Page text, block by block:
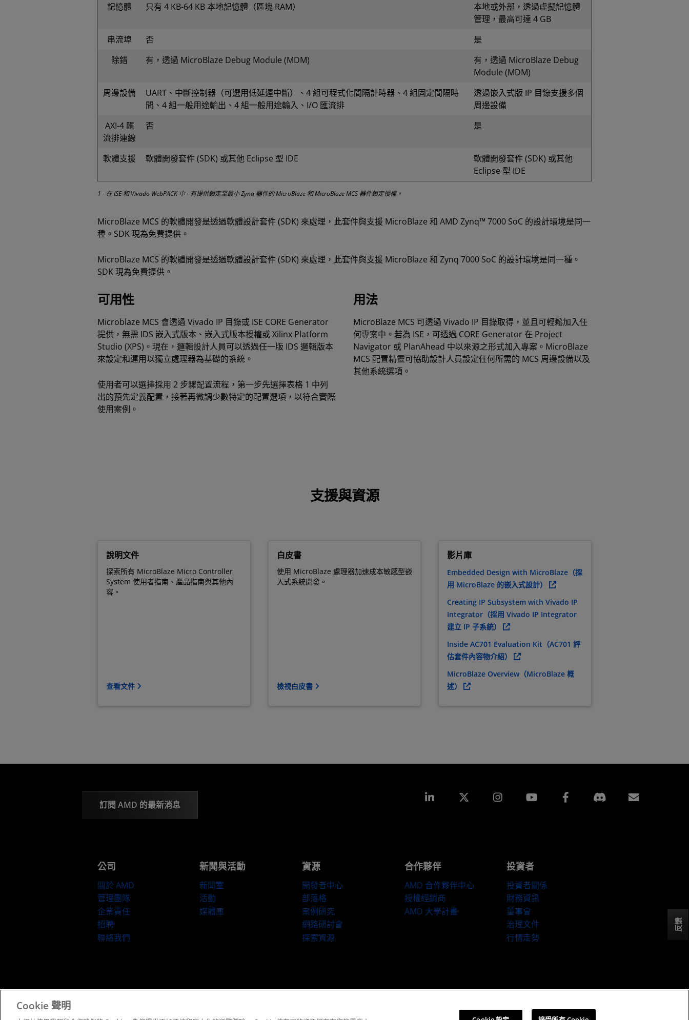
記憶體
只有 4 KB-64 KB 本地記憶體（區塊 RAM）
本地或外部，透過虛擬記憶體
管理，最高可達 4 GB
串流埠
否
是
除錯
有，透過 MicroBlaze Debug Module (MDM)
有，透過 MicroBlaze Debug
Module (MDM)
周邊設備
UART、中斷控制器（可選用低延遲中斷）、4 組可程式化間隔計時器、4 組固定間隔時
間、4 組一般用途輸出、4 組一般用途輸入、I/O 匯流排
透過嵌入式版 IP 目錄支援多個
周邊設備
AXI-4 匯
流排連線
否 是
軟體支援 軟體開發套件 (SDK) 或其他 Eclipse 型 IDE
軟體開發套件 (SDK) 或其他
Eclipse 型 IDE
1 - 在 ISE 和 Vivado WebPACK 中 - 有提供鎖定至最小 Zynq 器件的 MicroBlaze 和 MicroBlaze MCS 器件鎖定授權。
MicroBlaze MCS 的軟體開發是透過軟體設計套件 (SDK) 來處理，此套件與支援 MicroBlaze 和 AMD Zynq™ 7000 SoC 的設計環境是同一
種。SDK 現為免費提供。
MicroBlaze MCS 的軟體開發是透過軟體設計套件 (SDK) 來處理，此套件與支援 MicroBlaze 和 Zynq 7000 SoC 的設計環境是同一種。
SDK 現為免費提供。
可用性
Microblaze MCS 會透過 Vivado IP 目錄或 ISE CORE Generator
提供，無需 IDS 嵌入式版本、嵌入式版本授權或 Xilinx Platform
Studio (XPS)。現在，邏輯設計人員可以透過任一版 IDS 邏輯版本
來設定和運用以獨立處理器為基礎的系統。
使用者可以選擇採用 2 步驟配置流程，第一步先選擇表格 1 中列
出的預先定義配置，接著再微調少數特定的配置選項，以符合實際
使用案例。
用法
MicroBlaze MCS 可透過 Vivado IP 目錄取得，並且可輕鬆加入任
何專案中。若為 ISE，可透過 CORE Generator 在 Project
Navigator 或 PlanAhead 中以來源之形式加入專案。MicroBlaze
MCS 配置精靈可協助設計人員設定任何所需的 MCS 周邊設備以及
其他系統選項。
支援與資源
說明文件
探索所有 MicroBlaze Micro Controller
System 使用者指南、產品指南與其他內
容。
查看文件
白皮書
使用 MicroBlaze 處理器加速成本敏感型嵌
入式系統開發。
檢視白皮書
影片庫
Embedded Design with MicroBlaze（採
用 MicroBlaze 的嵌入式設計）
Creating IP Subsystem with Vivado IP
Integrator（採用 Vivado IP Integrator
建立 IP 子系統）
Inside AC701 Evaluation Kit（AC701 評
估套件內容物介紹）
MicroBlaze Overview（MicroBlaze 概
述）
訂閱 AMD 的最新消息
Linkedin Instagram Facebook
公司
關於 AMD
管理團隊
企業責任
招聘
聯絡我們
新聞與活動
新聞室
活動
媒體庫
資源
開發者中心
部落格
案例研究
網路研討會
探索資源
合作夥伴
AMD 合作夥伴中心
授權經銷商
AMD 大學計畫
投資者
投資者關係
財務資訊
董事會
治理文件
行情走勢
反馈
Cookie 聲明